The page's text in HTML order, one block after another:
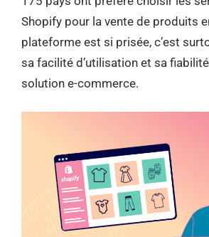
Shopify pour la vente de produits
plateforme est si prisée, c’est
sa facilité d’utilisation et sa
solution e-commerce.